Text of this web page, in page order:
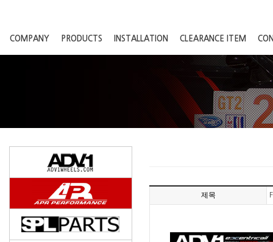
COMPANY PRODUCTS INSTALLATION CLEARANCE ITEM
제목